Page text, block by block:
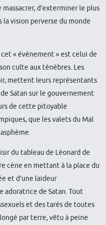
d’exterminer le plus
la vision perverse du monde
« événement » est celui de
culte aux ténèbres. Les
mettent leurs représentants
Satan sur le gouvernement
de cette pitoyable
que les valets du Mal
du tableau de Léonard de
cène en mettant à la place du
et d’une laideur
adoratrice de Satan. Tout
et des tarés de toutes
par terre, vêtu à peine